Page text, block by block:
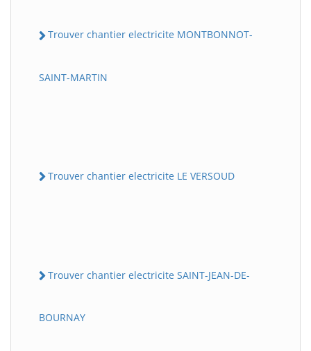
Trouver chantier electricite MONTBONNOT-
SAINT-MARTIN
Trouver chantier electricite LE VERSOUD
Trouver chantier electricite SAINT-JEAN-DE-
BOURNAY